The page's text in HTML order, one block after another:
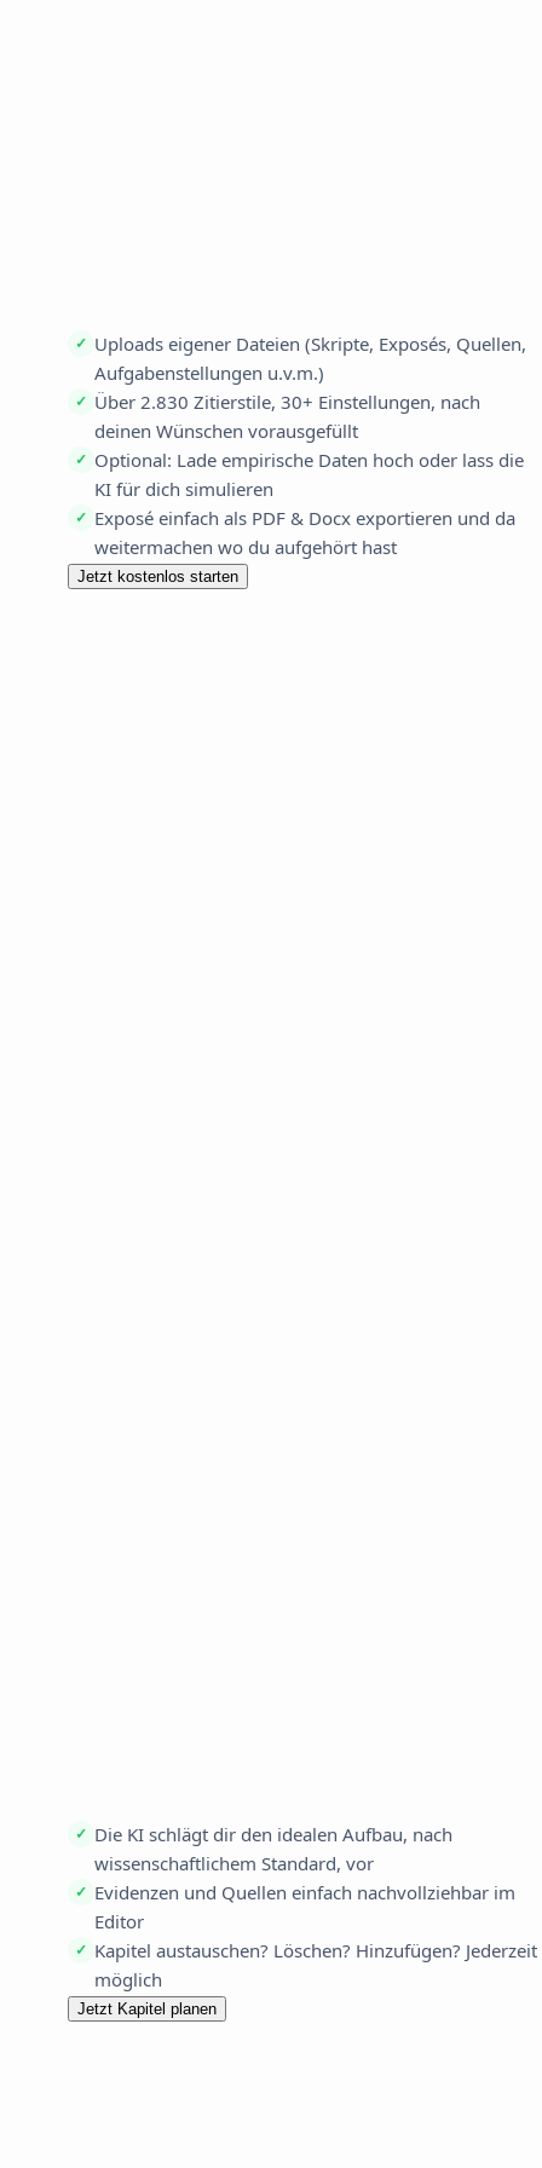
✓ Uploads eigener Dateien (Skripte, Exposés, Quellen,
Aufgabenstellungen u.v.m.)
✓ Über 2.830 Zitierstile, 30+ Einstellungen, nach
deinen Wünschen vorausgefüllt
✓ Optional: Lade empirische Daten hoch oder lass die
KI für dich simulieren
✓ Exposé einfach als PDF & Docx exportieren und da
weitermachen wo du aufgehört hast
Jetzt kostenlos starten
✓ Die KI schlägt dir den idealen Aufbau, nach
wissenschaftlichem Standard, vor
✓ Evidenzen und Quellen einfach nachvollziehbar im
Editor
✓ Kapitel austauschen? Löschen? Hinzufügen? Jederzeit
möglich
Jetzt Kapitel planen